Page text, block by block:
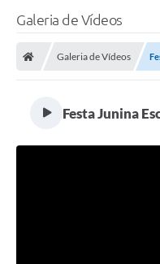
Galeria de Vídeos
Galeria de Vídeos
Festa Junina